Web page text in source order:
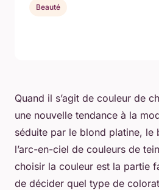
Quand il s’agit de couleur de
une nouvelle tendance à la
séduite par le blond platine, le
l’arc-en-ciel de couleurs de
choisir la couleur est la partie
de décider quel type de
Beauté